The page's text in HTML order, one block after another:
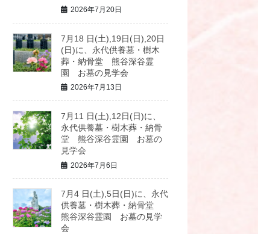
2026年7月20日
7月18 日(土),19日(日),20日
(日)に、永代供養墓・樹木
葬・納骨堂 熊谷深谷霊
園 お墓の見学会
2026年7月13日
7月11 日(土),12日(日)に、
永代供養墓・樹木葬・納骨
堂 熊谷深谷霊園 お墓の
見学会
2026年7月6日
7月4 日(土),5日(日)に、永代
供養墓・樹木葬・納骨堂
熊谷深谷霊園 お墓の見学
会